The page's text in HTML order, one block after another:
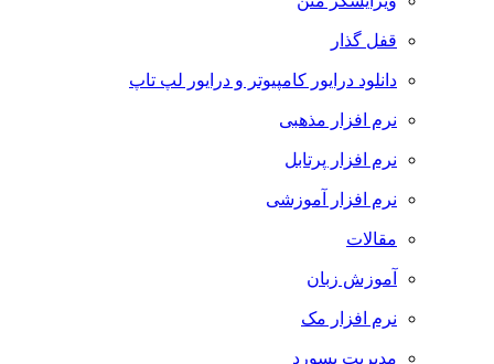
قفل گذار
دانلود درایور کامپیوتر و درایور لپ تاپ
نرم افزار مذهبی
نرم افزار پرتابل
نرم افزار آموزشی
مقالات
آموزش زبان
نرم افزار مک
مدیریت پسورد